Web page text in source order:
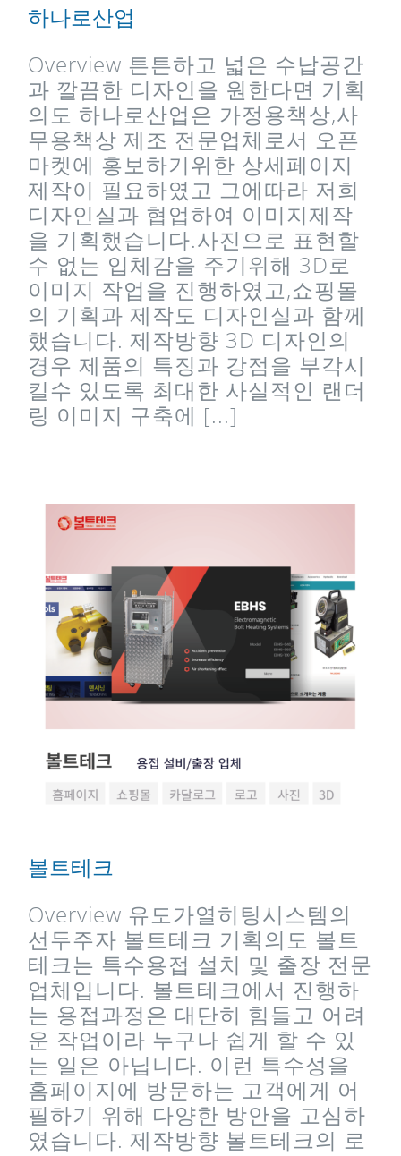
하나로산업
Overview 튼튼하고 넓은 수납공간
과 깔끔한 디자인을 원한다면 기획
의도 하나로산업은 가정용책상,사
무용책상 제조 전문업체로서 오픈
마켓에 홍보하기위한 상세페이지
제작이 필요하였고 그에따라 저희
디자인실과 협업하여 이미지제작
을 기획했습니다.사진으로 표현할
수 없는 입체감을 주기위해 3D로
이미지 작업을 진행하였고,쇼핑몰
의 기획과 제작도 디자인실과 함께
했습니다. 제작방향 3D 디자인의
경우 제품의 특징과 강점을 부각시
킬수 있도록 최대한 사실적인 랜더
링 이미지 구축에 [...]
볼트테크
Overview 유도가열히팅시스템의
선두주자 볼트테크 기획의도 볼트
테크는 특수용접 설치 및 출장 전문
업체입니다. 볼트테크에서 진행하
는 용접과정은 대단히 힘들고 어려
운 작업이라 누구나 쉽게 할 수 있
는 일은 아닙니다. 이런 특수성을
홈페이지에 방문하는 고객에게 어
필하기 위해 다양한 방안을 고심하
였습니다. 제작방향 볼트테크의 로